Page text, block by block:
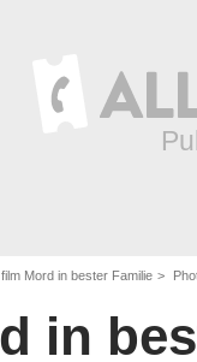
Mord in bester Familie
in